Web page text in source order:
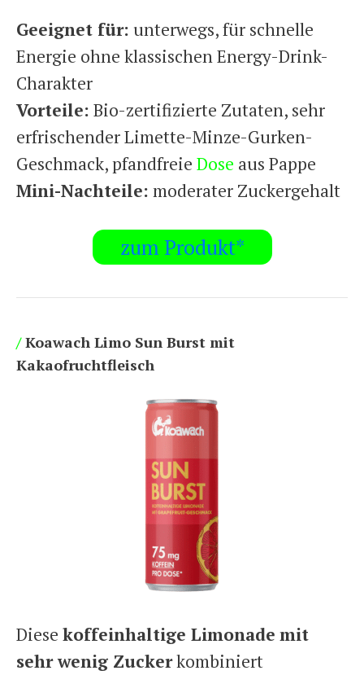
Geeignet für: unterwegs, für schnelle
Energie ohne klassischen Energy-Drink-
Charakter
Vorteile: Bio-zertifizierte Zutaten, sehr
erfrischender Limette-Minze-Gurken-
Geschmack, pfandfreie Dose aus Pappe
Mini-Nachteile: moderater Zuckergehalt
zum Produkt*
/ Koawach Limo Sun Burst mit
Kakaofruchtfleisch
Diese koffeinhaltige Limonade mit
sehr wenig Zuckerkombiniert